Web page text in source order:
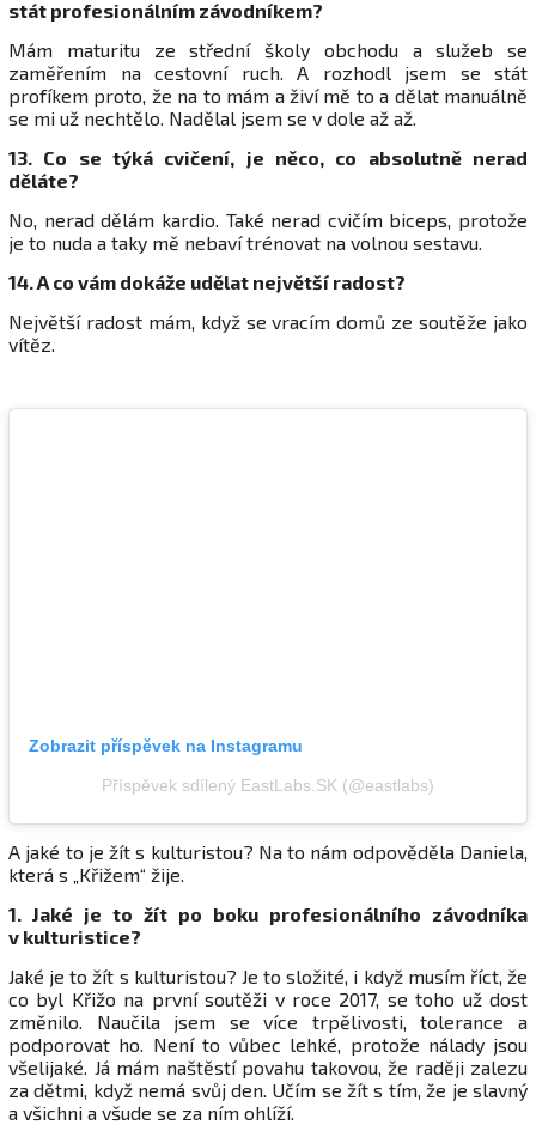
stát profesionálním závodníkem?
Mám maturitu ze střední školy obchodu a služeb se
zaměřením na cestovní ruch. A rozhodl jsem se stát
profíkem proto, že na to mám a živí mě to a dělat manuálně
se mi už nechtělo. Nadělal jsem se v dole až až.
13. Co se týká cvičení, je něco, co absolutně nerad
děláte?
No, nerad dělám kardio. Také nerad cvičím biceps, protože
je to nuda a taky mě nebaví trénovat na volnou sestavu.
14. A co vám dokáže udělat největší radost?
Největší radost mám, když se vracím domů ze soutěže jako
vítěz.
Zobrazit příspěvek na Instagramu
Příspěvek sdílený EastLabs.SK (@eastlabs)
A jaké to je žít s kulturistou? Na to nám odpověděla Daniela,
která s „Křižem“ žije.
1. Jaké je to žít po boku profesionálního závodníka
v kulturistice?
Jaké je to žít s kulturistou? Je to složité, i když musím říct, že
co byl Křižo na první soutěži v roce 2017, se toho už dost
změnilo. Naučila jsem se více trpělivosti, tolerance a
podporovat ho. Není to vůbec lehké, protože nálady jsou
všelijaké. Já mám naštěstí povahu takovou, že raději zalezu
za dětmi, když nemá svůj den. Učím se žít s tím, že je slavný
a všichni a všude se za ním ohlíží.